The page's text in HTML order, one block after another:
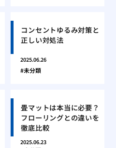
コンセントゆるみ対策と
正しい対処法
2025.06.26
未分類
畳マットは本当に必要？
フローリングとの違いを
徹底比較
2025.06.23